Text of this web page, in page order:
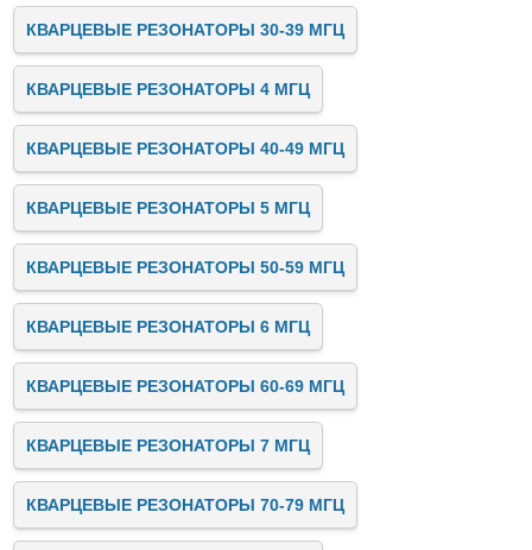
КВАРЦЕВЫЕ РЕЗОНАТОРЫ 30-39 МГЦ
КВАРЦЕВЫЕ РЕЗОНАТОРЫ 4 МГЦ
КВАРЦЕВЫЕ РЕЗОНАТОРЫ 40-49 МГЦ
КВАРЦЕВЫЕ РЕЗОНАТОРЫ 5 МГЦ
КВАРЦЕВЫЕ РЕЗОНАТОРЫ 50-59 МГЦ
КВАРЦЕВЫЕ РЕЗОНАТОРЫ 6 МГЦ
КВАРЦЕВЫЕ РЕЗОНАТОРЫ 60-69 МГЦ
КВАРЦЕВЫЕ РЕЗОНАТОРЫ 7 МГЦ
КВАРЦЕВЫЕ РЕЗОНАТОРЫ 70-79 МГЦ